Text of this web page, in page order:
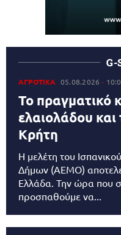
G-
ΑΓΡΟΤΙΚΑ 05.08.2026
Το πραγματικό
ελαιολάδου
Κρήτη
Η μελέτη του
Δήμων (AEMO)
Ελλάδα. Την ώρα που
προσπαθούμε να...